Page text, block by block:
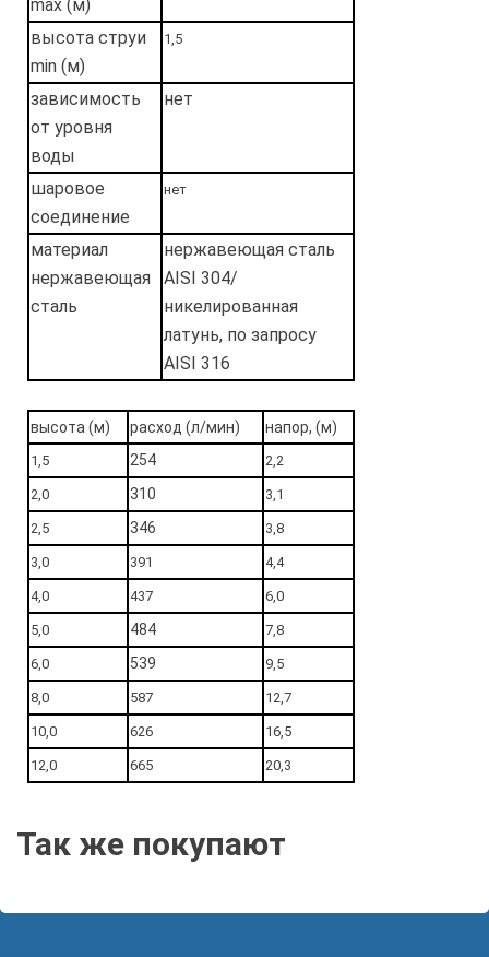
max (м)
высота струи
min (м)
1,5
зависимость
от уровня
воды
нет
шаровое
соединение
нет
материал
нержавеющая
сталь
нержавеющая сталь
AISI 304/
никелированная
латунь, по запросу
AISI 316
высота (м) расход (л/мин) напор, (м)
1,5 254 2,2
2,0 310 3,1
2,5 346 3,8
3,0 391 4,4
4,0 437 6,0
5,0 484 7,8
6,0 539 9,5
8,0 587 12,7
10,0 626 16,5
12,0 665 20,3
Так же покупают